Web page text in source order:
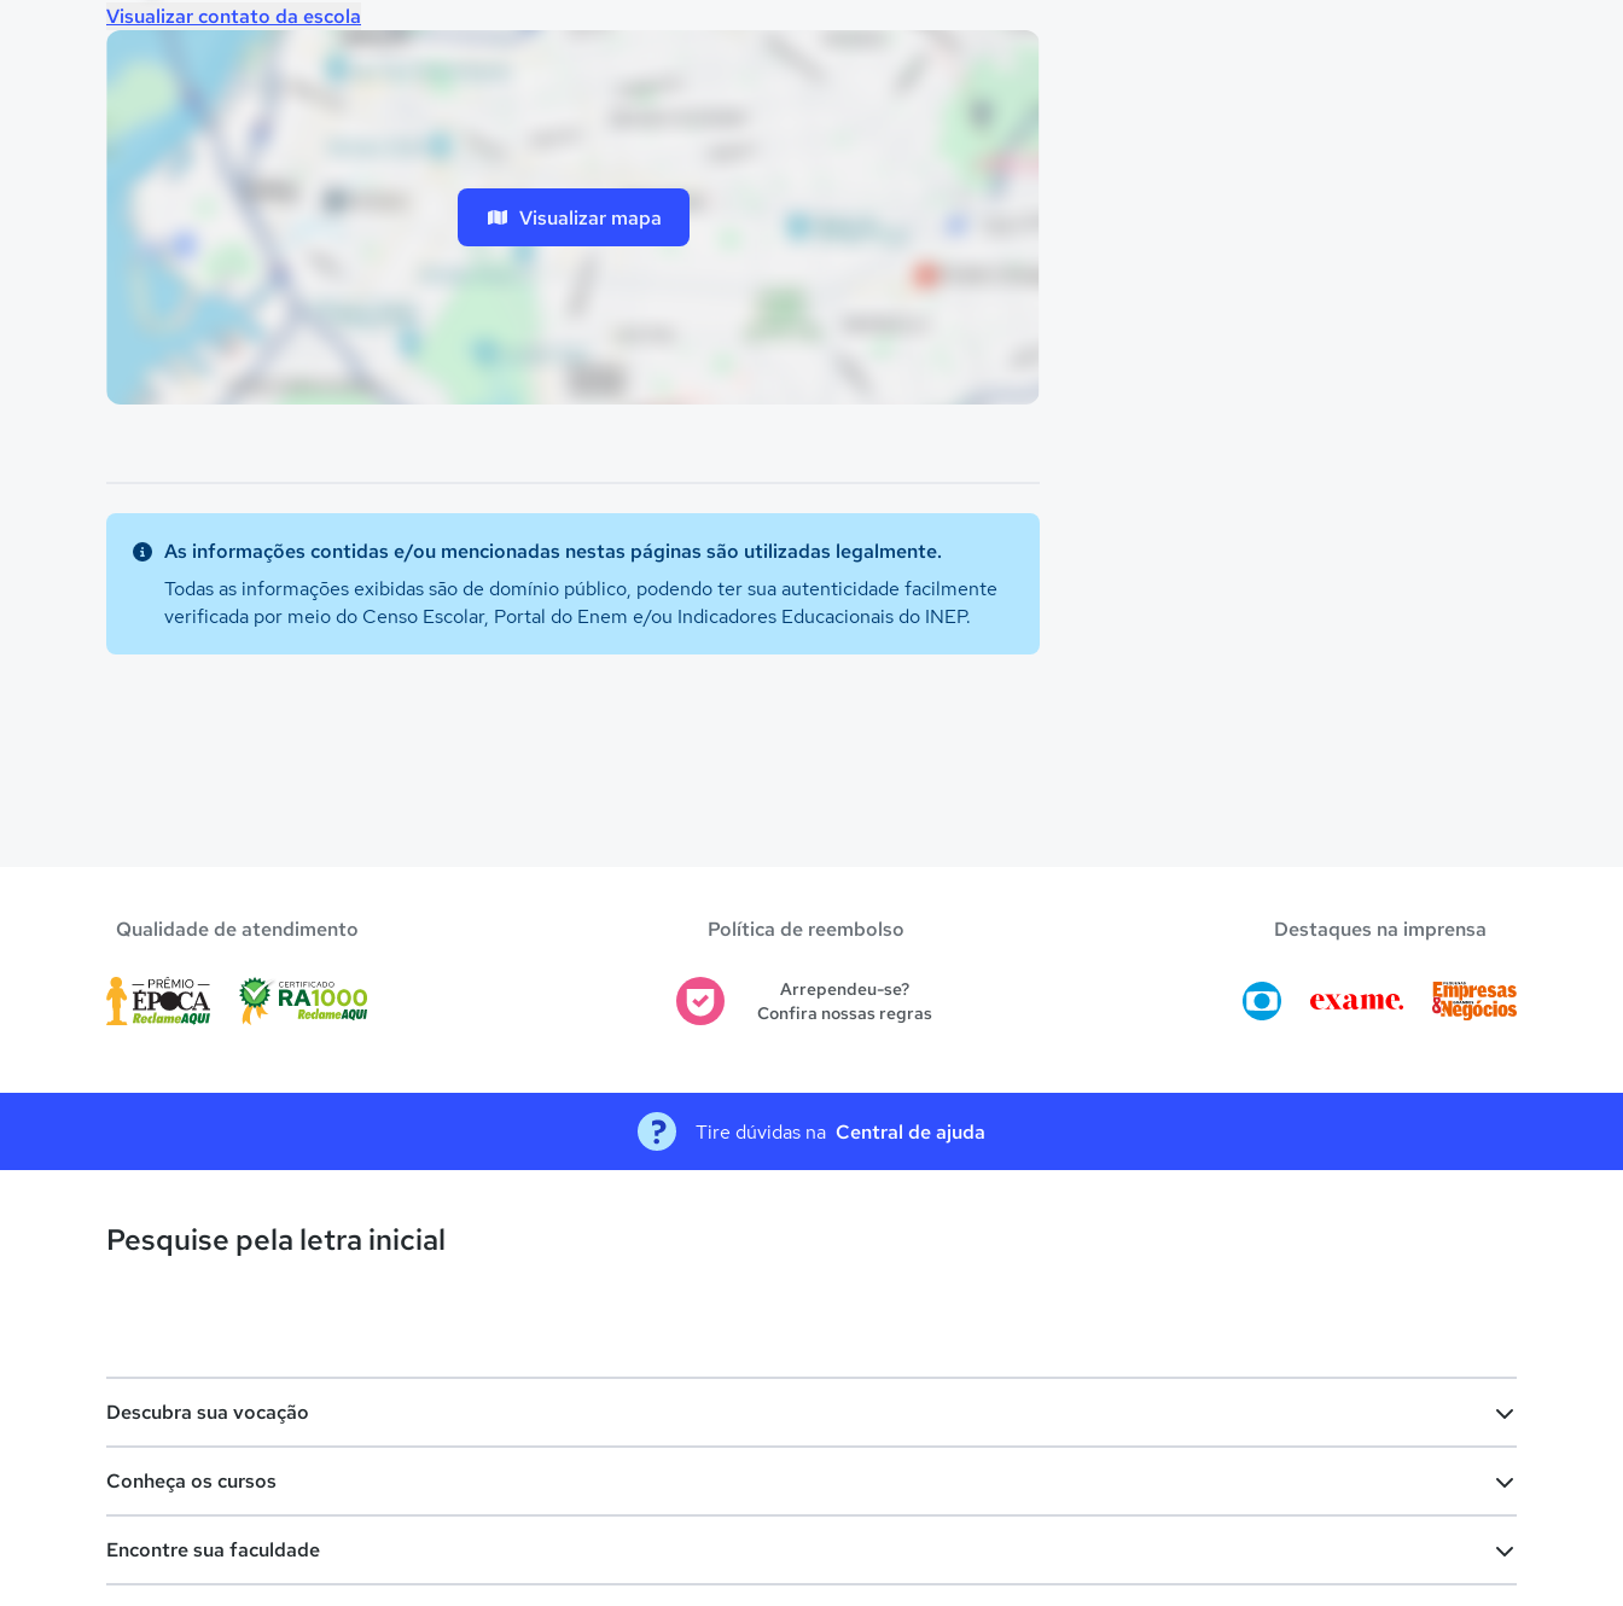
Visualizar contato da escola
Visualizar mapa
As informações contidas e/ou mencionadas nestas páginas são utilizadas legalmente.
Todas as informações exibidas são de domínio público, podendo ter sua autenticidade facilmente
verificada por meio do Censo Escolar, Portal do Enem e/ou Indicadores Educacionais do INEP.
Qualidade de atendimento Política de reembolso
Arrependeu-se?
Confira nossas regras
Destaques na imprensa
Tire dúvidas na Central de ajuda
Pesquise pela letra inicial
Descubra sua vocação
Lista de profissões
Conheça os cursos
Encontre sua faculdade